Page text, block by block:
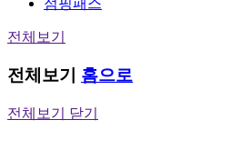
전체보기
전체보기 홈으로
전체보기 닫기